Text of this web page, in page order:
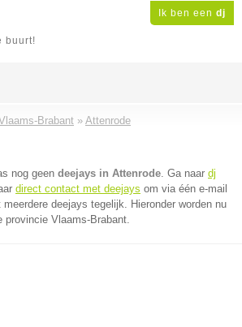
Ik ben een dj
buurt!
Brabant » Attenrode
nog geen deejays in Attenrode. Ga naar dj
direct contact met deejays om via één e-mail
deejays tegelijk. Hieronder worden nu
provincie Vlaams-Brabant.